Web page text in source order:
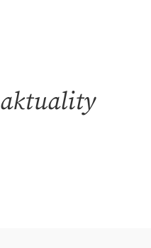
aktuality